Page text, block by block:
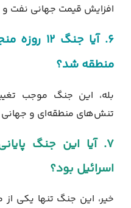
افزایش قیمت جهانی نفت و
۶. آیا
منطقه شد؟
بله، این جنگ موجب
تنش‌های منطقه‌ای و
۷. آیا این جنگ
اسرائیل بود؟
خیر، این جنگ تنها یکی